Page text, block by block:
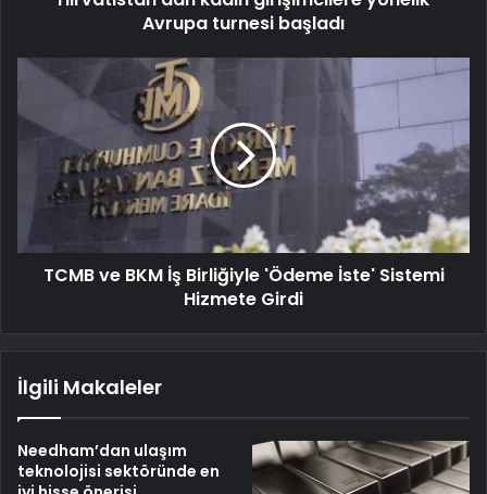
Avrupa turnesi başladı
TCMB ve BKM İş Birliğiyle 'Ödeme İste' Sistemi
Hizmete Girdi
İlgili Makaleler
Needham’dan ulaşım
teknolojisi sektöründe en